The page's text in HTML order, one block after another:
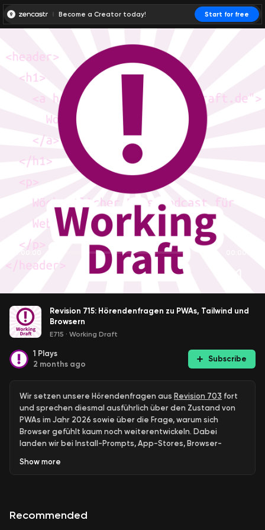
Become a Creator today! Start for free
00:00:00
Revision 715: Hörendenfragen zu PWAs, Tailwind und
Browsern
E715 · Working Draft
1 Plays
2 months ago
Subscribe
Wir setzen unsere Hörendenfragen aus Revision 703 fort
und sprechen diesmal ausführlich über den Zustand von
PWAs im Jahr 2026 sowie über die Frage, warum sich
Browser gefühlt kaum noch weiterentwickeln. Dabei
landen wir bei Install-Prompts, App-Stores, Browser-
gleichen Chromium-Basis unter vielen modernen Browsern.
Projekten wieElectron
Show more
Recommended